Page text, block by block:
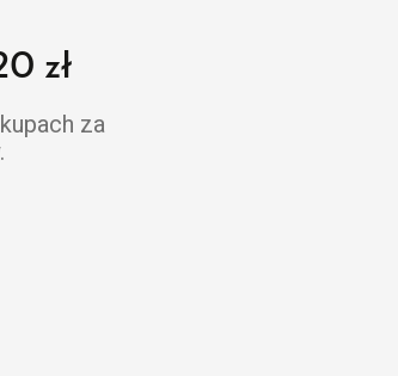
zł
za